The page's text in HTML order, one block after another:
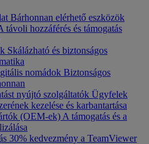
Bárhonnan elérhető eszközök
távoli hozzáférés és támogatás
Skálázható és biztonságos
nomádok Biztonságos
nyújtó szolgáltatók Ügyfelek
kezelése és karbantartása
(OEM-ek) A támogatás és a
30% kedvezmény a TeamViewer